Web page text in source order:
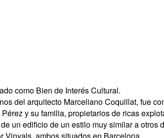
como Bien de Interés Cultural.
del arquitecto Marceliano Coquillat, fue
Pérez y su familia, propietarios de ricas
un edificio de un estilo muy similar a